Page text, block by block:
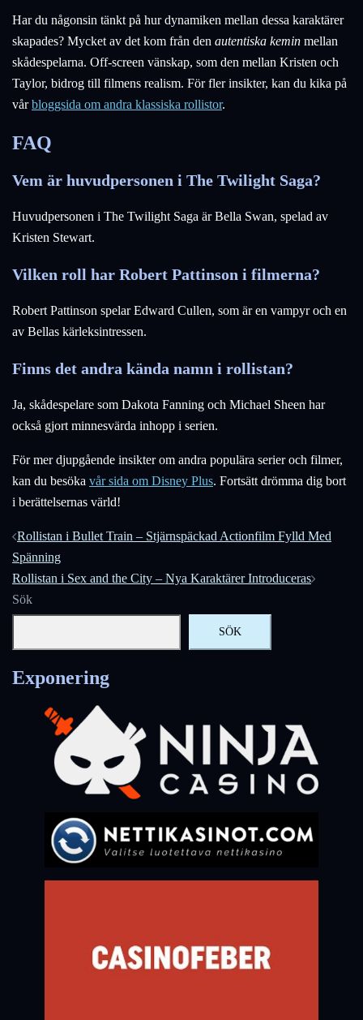
Har du någonsin tänkt på hur dynamiken mellan dessa karaktärer
skapades? Mycket av det kom från den autentiska kemin mellan
skådespelarna. Off-screen vänskap, som den mellan Kristen och
Taylor, bidrog till filmens realism. För fler insikter, kan du kika på
vårbloggsida om andra klassiska rollistor.
FAQ
Vem är huvudpersonen i The Twilight Saga?
Huvudpersonen i The Twilight Saga är Bella Swan, spelad av
Kristen Stewart.
Vilken roll har Robert Pattinson i filmerna?
Robert Pattinson spelar Edward Cullen, som är en vampyr och en
av Bellas kärleksintressen.
Finns det andra kända namn i rollistan?
Ja, skådespelare som Dakota Fanning och Michael Sheen har
också gjort minnesvärda inhopp i serien.
För mer djupgående insikter om andra populära serier och filmer,
kan du besöka vår sida om Disney Plus. Fortsätt drömma dig bort
i berättelsernas värld!
Inläggsnavigering
Rollistan i Bullet Train – Stjärnspäckad Actionfilm Fylld Med
Spänning
Rollistan i Sex and the City – Nya Karaktärer Introduceras
Sök
SÖK
Exponering